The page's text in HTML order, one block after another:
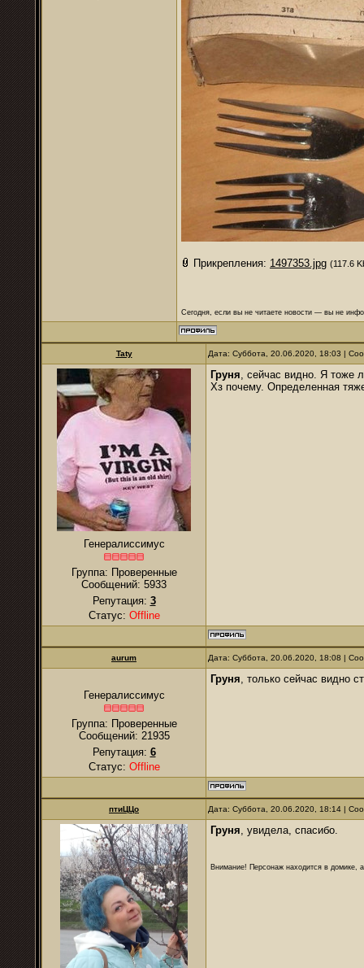
Прикрепления: 1497353.jpg (117.6
Сегодня, если вы не читаете новости — вы не
Taty Дата: Суббота, 20.06.2020, 18:03 |
Генералиссимус
Группа: Проверенные
Сообщений: 5933
Репутация: 3
Статус: Offline
Груня, сейчас видно. Я тоже
Хз почему. Определенная
аurum Дата: Суббота, 20.06.2020, 18:08 |
Генералиссимус
Группа: Проверенные
Сообщений: 21935
Репутация: 6
Статус: Offline
Груня, только сейчас видно
птиЦЦо Дата: Суббота, 20.06.2020, 18:14 |
Груня, увидела, спасибо.
Внимание! Персонаж находится в домике,